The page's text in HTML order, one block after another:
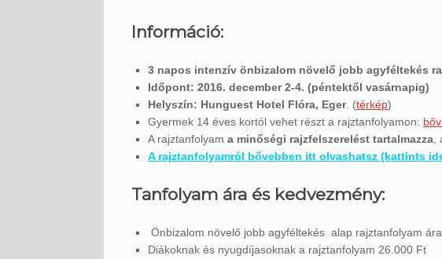
Információ:
3 napos intenzív önbizalom növelő jobb agyféltekés
Időpont: 2016. december 2-4. (péntektől vasárnapig)
Helyszín: Hunguest Hotel Flóra, Eger. (térkép)
Gyermek 14 éves kortól vehet részt a rajztanfolyamon:
A rajztanfolyam a minőségi rajzfelszerelést tartalmazza
A rajztanfolyamról bővebben itt olvashatsz (kattints
Tanfolyam ára és kedvezmény:
Önbizalom növelő jobb agyféltekés alap rajztanfolyam
Diákoknak és nyugdíjasoknak a rajztanfolyam 26.000 Ft